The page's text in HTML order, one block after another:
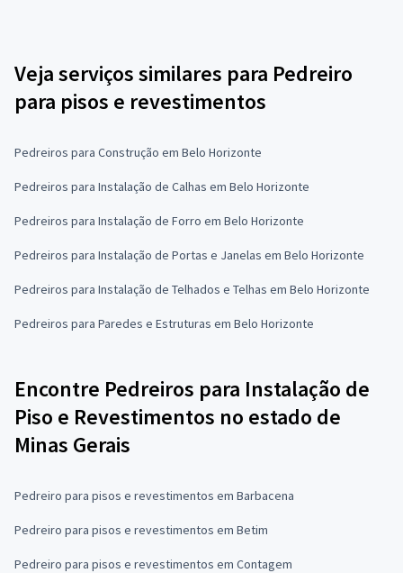
Veja serviços similares para Pedreiro
para pisos e revestimentos
Pedreiros para Construção em Belo Horizonte
Pedreiros para Instalação de Calhas em Belo Horizonte
Pedreiros para Instalação de Forro em Belo Horizonte
Pedreiros para Instalação de Portas e Janelas em Belo Horizonte
Pedreiros para Instalação de Telhados e Telhas em Belo Horizonte
Pedreiros para Paredes e Estruturas em Belo Horizonte
Encontre Pedreiros para Instalação de
Piso e Revestimentos no estado de
Minas Gerais
Pedreiro para pisos e revestimentos em Barbacena
Pedreiro para pisos e revestimentos em Betim
Pedreiro para pisos e revestimentos em Contagem